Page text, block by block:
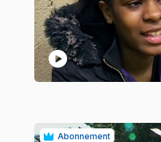
play_circle
Abonnement